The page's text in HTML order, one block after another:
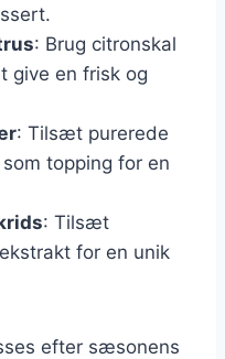
: Brug citronskal
give en frisk og
: Tilsæt purerede
topping for en
: Tilsæt
for en unik
efter sæsonens